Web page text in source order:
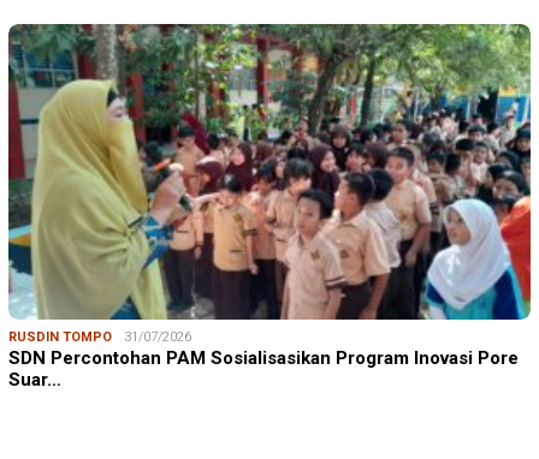
RUSDIN TOMPO 31/07/2026
SDN Percontohan PAM Sosialisasikan Program Inovasi Pore
Suar…